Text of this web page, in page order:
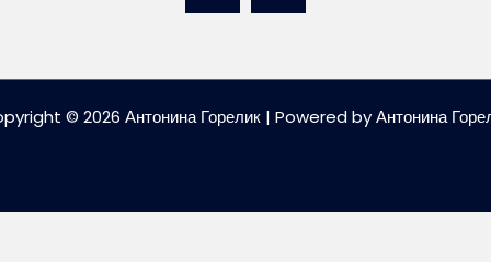
© 2026 Антонина Горелик | Powered by Антонина